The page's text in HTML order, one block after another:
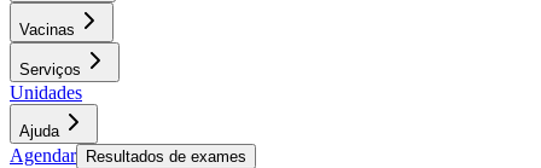
Vacinas
Serviços
Unidades
Ajuda
Agendar Resultados de exames